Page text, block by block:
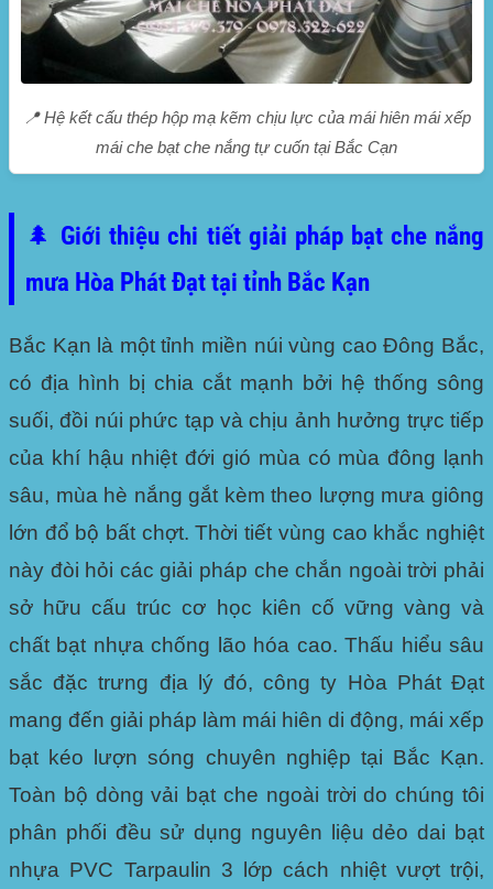
📍 Hệ kết cấu thép hộp mạ kẽm chịu lực của mái hiên mái xếp
mái che bạt che nắng tự cuốn tại Bắc Cạn
🌲 Giới thiệu chi tiết giải pháp bạt che nắng
mưa Hòa Phát Đạt tại tỉnh Bắc Kạn
Bắc Kạn là một tỉnh miền núi vùng cao Đông Bắc,
có địa hình bị chia cắt mạnh bởi hệ thống sông
suối, đồi núi phức tạp và chịu ảnh hưởng trực tiếp
của khí hậu nhiệt đới gió mùa có mùa đông lạnh
sâu, mùa hè nắng gắt kèm theo lượng mưa giông
lớn đổ bộ bất chợt. Thời tiết vùng cao khắc nghiệt
này đòi hỏi các giải pháp che chắn ngoài trời phải
sở hữu cấu trúc cơ học kiên cố vững vàng và
chất bạt nhựa chống lão hóa cao. Thấu hiểu sâu
sắc đặc trưng địa lý đó, công ty Hòa Phát Đạt
mang đến giải pháp làm mái hiên di động, mái xếp
bạt kéo lượn sóng chuyên nghiệp tại Bắc Kạn.
Toàn bộ dòng vải bạt che ngoài trời do chúng tôi
phân phối đều sử dụng nguyên liệu dẻo dai bạt
nhựa PVC Tarpaulin 3 lớp cách nhiệt vượt trội,